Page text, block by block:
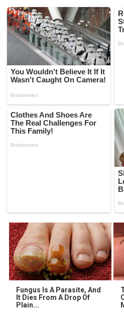
Fungus Is A Parasite, And
It Dies From A Drop Of
Plain...